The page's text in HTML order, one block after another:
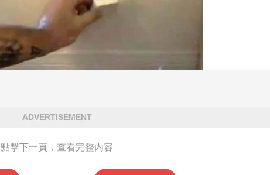
ADVERTISEMENT
點擊下一頁，查看完整内容